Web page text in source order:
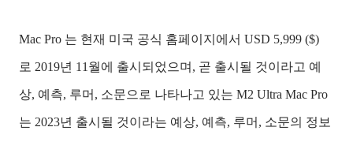
Mac Pro 는 현재 미국 공식 홈페이지에서 USD 5,999 ($)
로 2019년 11월에 출시되었으며, 곧 출시될 것이라고 예
상, 예측, 루머, 소문으로 나타나고 있는 M2 Ultra Mac Pro
는 2023년 출시될 것이라는 예상, 예측, 루머, 소문의 정보